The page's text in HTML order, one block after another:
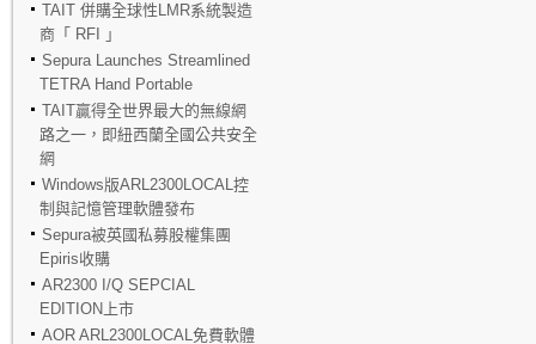
TAIT 併購全球性LMR系統製造
商「 RFI 」
Sepura Launches Streamlined
TETRA Hand Portable
TAIT贏得全世界最大的無線網
路之一，即紐西蘭全國公共安全
網
Windows版ARL2300LOCAL控
制與記憶管理軟體發布
Sepura被英國私募股權集團
Epiris收購
AR2300 I/Q SEPCIAL
EDITION上市
AOR ARL2300LOCAL免費軟體